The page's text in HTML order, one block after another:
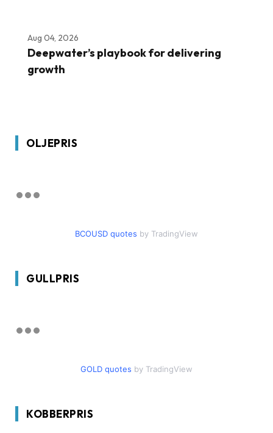
Aug 04, 2026
Deepwater’s playbook for delivering
growth
OLJEPRIS
BCOUSD quotes by TradingView
GULLPRIS
GOLD quotes by TradingView
KOBBERPRIS